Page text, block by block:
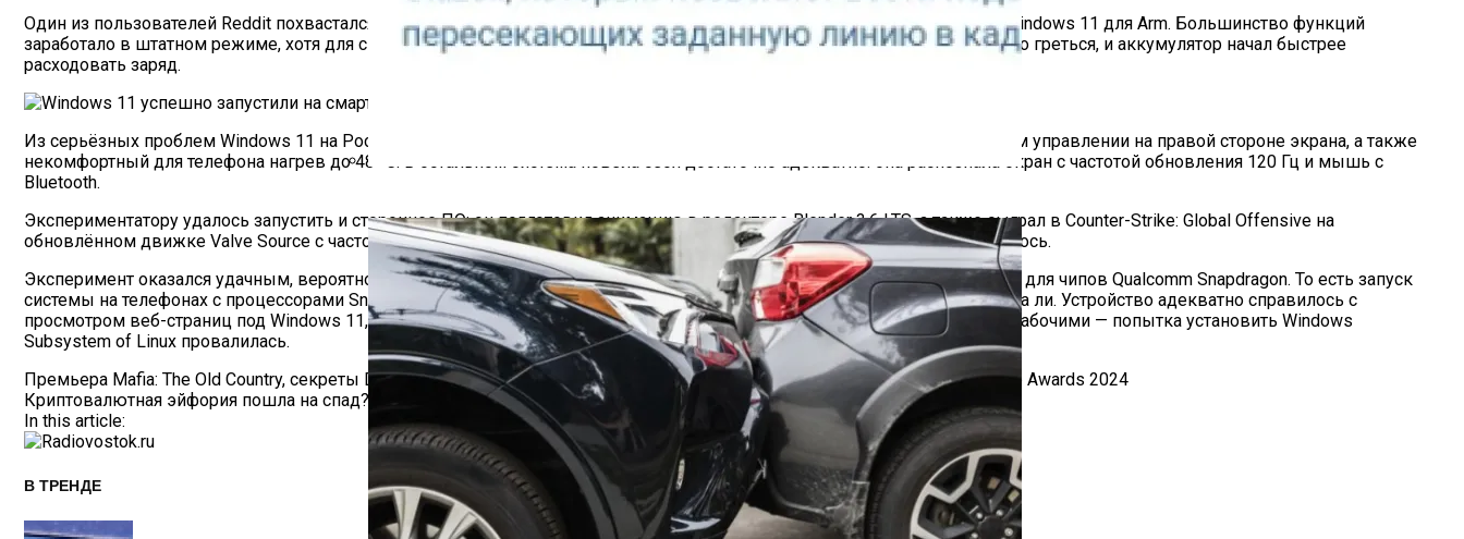
Один из пользователей Reddit похвастался, что ему удалось запустить на своём смартфоне Xiaomi Poco X3 Pro систему Windows 11 для Arm. Большинство функций
заработало в штатном режиме, хотя для смартфона это испытание оказалось на грани его возможностей — он стал сильно греться, и аккумулятор начал быстрее
расходовать заряд.
Из серьёзных проблем Windows 11 на Poco X3 Pro с чипом Qualcomm Snapdragon 860 энтузиаст отметил сбои в сенсорном управлении на правой стороне экрана, а также
некомфортный для телефона нагрев до 48 °С. В остальном система повела себя достаточно адекватно: она распознала экран с частотой обновления 120 Гц и мышь с
Bluetooth.
Экспериментатору удалось запустить и стороннее ПО: он подготовил анимацию в редакторе Blender 3.6 LTS, а также сыграл в Counter-Strike: Global Offensive на
обновлённом движке Valve Source с частотой 30 кадров в секунду. Правда, Counter-Strike 2 на Source 2 запустить не удалось.
Эксперимент оказался удачным, вероятно, из-за того, что проект Windows на Arm пока преимущественно оптимизирован для чипов Qualcomm Snapdragon. То есть запуск
системы на телефонах с процессорами Snapdragon 800 должен быть успешным, а на более старых Snapdragon — уже едва ли. Устройство адекватно справилось с
просмотром веб-страниц под Windows 11, но не предназначенные для телефонов функции виртуализации оказались нерабочими — попытка установить Windows
Subsystem of Linux провалилась.
Навигация
По
Премьера Mafia: The Old Country, секреты Dying Light: The Beast и первый геймплей Borderlands 4: что покажут на The Game Awards 2024
Криптовалютная эйфория пошла на спад? Биткоин упал до $95 тыс., утащив за собой другие монеты
In this article:
В ТРЕНДЕ